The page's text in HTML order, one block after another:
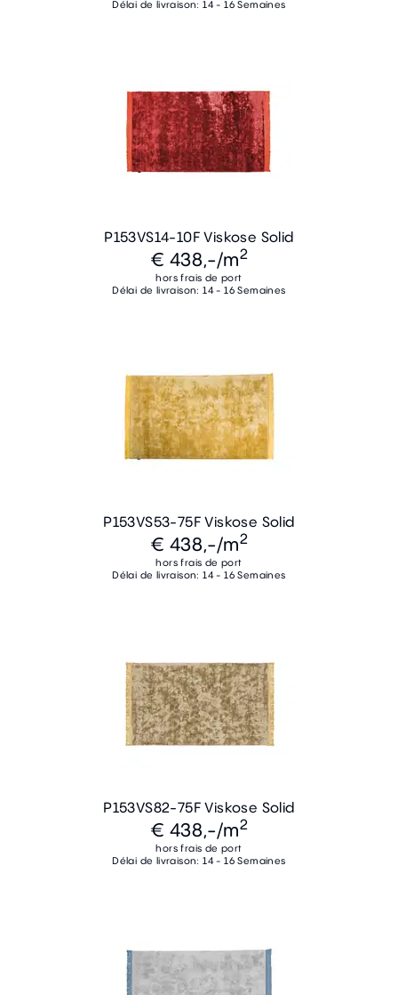
Délai de livraison: 14 - 16 Semaines
P153VS14-10F Viskose Solid
€ 438,-/m2
hors frais de port
Délai de livraison: 14 - 16 Semaines
P153VS53-75F Viskose Solid
€ 438,-/m2
hors frais de port
Délai de livraison: 14 - 16 Semaines
P153VS82-75F Viskose Solid
€ 438,-/m2
hors frais de port
Délai de livraison: 14 - 16 Semaines